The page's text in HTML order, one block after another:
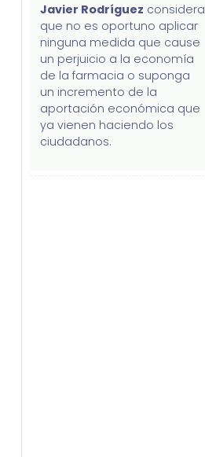
Javier Rodríguez considera
que no es oportuno aplicar
ninguna medida que cause
un perjuicio a la economía
de la farmacia o suponga
un incremento de la
aportación económica que
ya vienen haciendo los
ciudadanos.